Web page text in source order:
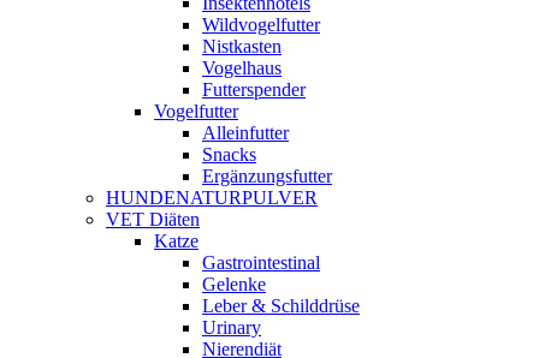
Wildvogelfutter
Nistkasten
Vogelhaus
Futterspender
Vogelfutter
Alleinfutter
Snacks
Ergänzungsfutter
HUNDENATURPULVER
VET Diäten
Katze
Gastrointestinal
Gelenke
Leber & Schilddrüse
Urinary
Nierendiät